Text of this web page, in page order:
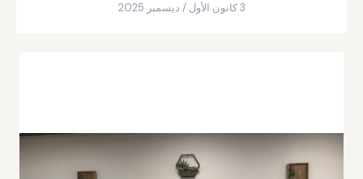
3 كانون الأول / ديسمبر 2025